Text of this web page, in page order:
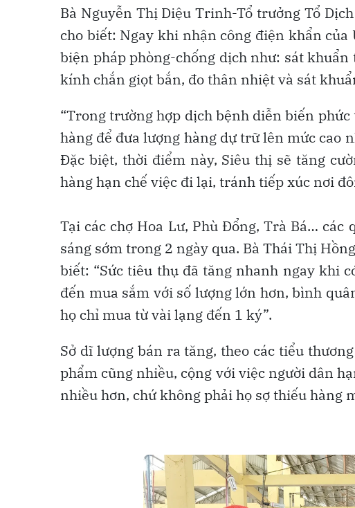
Bà Nguyễn Thị Diệu Trinh-Tổ trưởng Tổ
cho biết: Ngay khi nhận công điện khẩn
biện pháp phòng-chống dịch như: sát
kính chắn giọt bắn, đo thân nhiệt và sát
“Trong trường hợp dịch bệnh diễn biến
hàng để đưa lượng hàng dự trữ lên mức cao
Đặc biệt, thời điểm này, Siêu thị sẽ tăng
hàng hạn chế việc đi lại, tránh tiếp xúc nơi
Tại các chợ Hoa Lư, Phù Đổng, Trà Bá…
sáng sớm trong 2 ngày qua. Bà Thái Thị
biết: “Sức tiêu thụ đã tăng nhanh ngay khi
đến mua sắm với số lượng lớn hơn, bình
họ chỉ mua từ vài lạng đến 1 ký”.
Sở dĩ lượng bán ra tăng, theo các tiểu
phẩm cũng nhiều, cộng với việc người dân
nhiều hơn, chứ không phải họ sợ thiếu hàng